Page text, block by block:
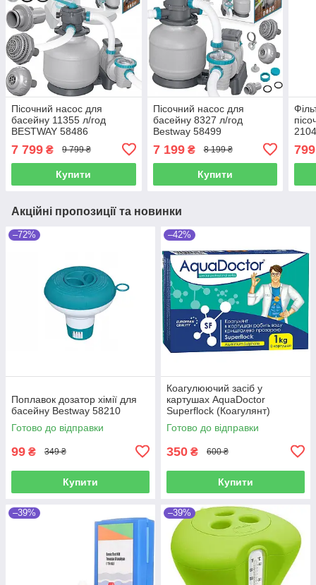
Пісочний насос для
басейну 11355 л/год
BESTWAY 58486
7 799 ₴ 9 799 ₴
Купити
Пісочний насос для
басейну 8327 л/год
Bestway 58499
7 199₴ 8 199 ₴
Купити
799
Акційні пропозиції та новинки
–72%
Поплавок дозатор хімії для
басейну Bestway 58210
Готово до відправки
99 ₴ 349 ₴
Купити
–42%
Коагулюючий засіб у
картушах AquaDoctor
Superflock (Коагулянт)
Готово до відправки
350 ₴ 600 ₴
Купити
–39% –39%